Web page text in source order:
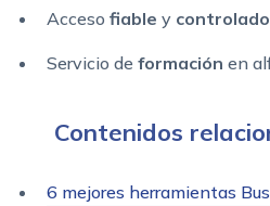
Acceso fiable y controlado
Servicio de formación en
Contenidos
6 mejores herramientas